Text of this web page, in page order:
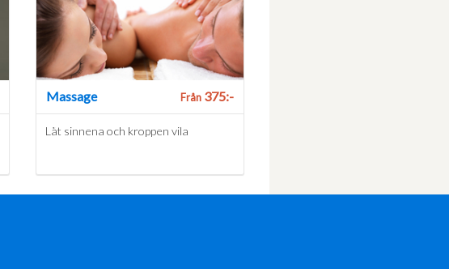
Massage Från375:-
Låt sinnena och kroppen vila